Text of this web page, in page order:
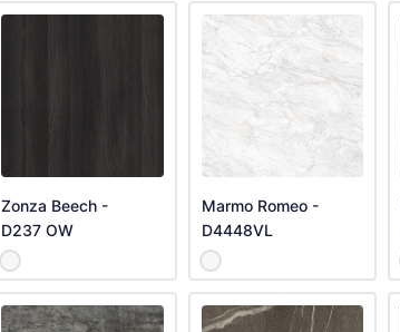
Zonza Beech -
D237 OW
Marmo Romeo -
D4448VL